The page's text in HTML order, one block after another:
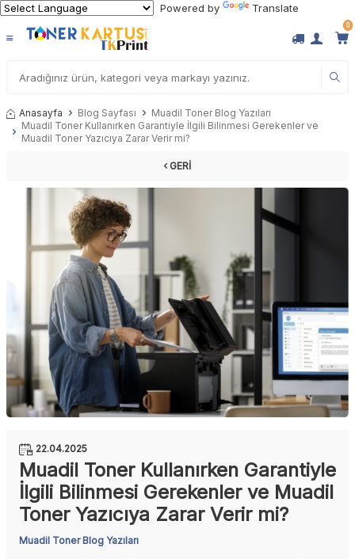
Powered by Translate
0
Anasayfa Blog Sayfası
Muadil Toner Blog Yazıları
Muadil Toner Kullanırken Garantiyle İlgili Bilinmesi Gerekenler ve
Muadil Toner Yazıcıya Zarar Verir mi?
GERI
22.04.2025
Muadil Toner Kullanırken Garantiyle
İlgili Bilinmesi Gerekenler ve Muadil
Toner Yazıcıya Zarar Verir mi?
Muadil Toner Blog Yazıları